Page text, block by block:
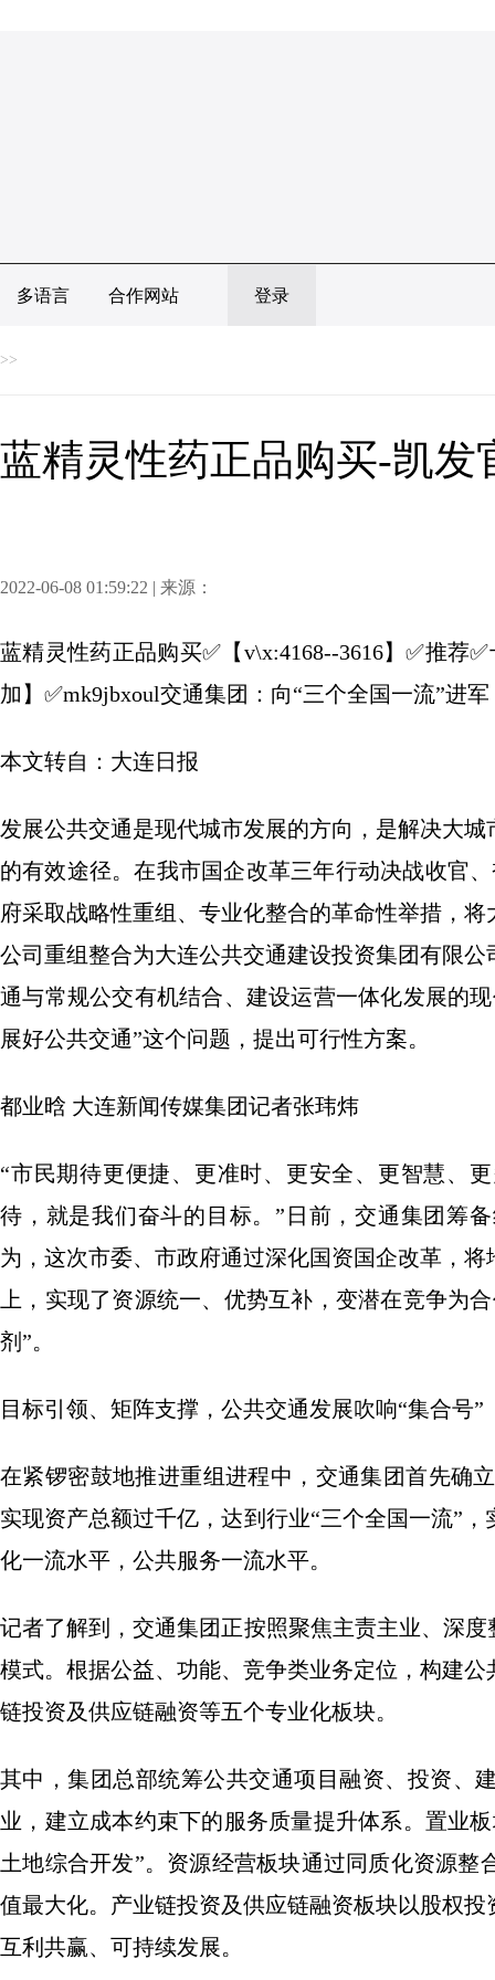
多语言 合作网站 登录
>>
蓝精灵性药正品购买-凯发
2022-06-08 01:59:22 | 来源：
蓝精灵性药正品购买✅【v\x:4168--3616】✅推荐
加】✅mk9jbxoul交通集团：向“三个全国一流”进军
本文转自：大连日报
发展公共交通是现代城市发展的方向，是解决大
的有效途径。在我市国企改革三年行动决战收官
府采取战略性重组、专业化整合的革命性举措，
公司重组整合为大连公共交通建设投资集团有限
通与常规公交有机结合、建设运营一体化发展的
展好公共交通”这个问题，提出可行性方案。
都业晗 大连新闻传媒集团记者张玮炜
“市民期待更便捷、更准时、更安全、更智慧、
待，就是我们奋斗的目标。”日前，交通集团筹
为，这次市委、市政府通过深化国资国企改革，
上，实现了资源统一、优势互补，变潜在竞争为
剂”。
目标引领、矩阵支撑，公共交通发展吹响“集合号”
在紧锣密鼓地推进重组进程中，交通集团首先确
实现资产总额过千亿，达到行业“三个全国一流”
化一流水平，公共服务一流水平。
记者了解到，交通集团正按照聚焦主责主业、深
模式。根据公益、功能、竞争类业务定位，构建
链投资及供应链融资等五个专业化板块。
其中，集团总部统筹公共交通项目融资、投资、
业，建立成本约束下的服务质量提升体系。置业
土地综合开发”。资源经营板块通过同质化资源
值最大化。产业链投资及供应链融资板块以股权
互利共赢、可持续发展。